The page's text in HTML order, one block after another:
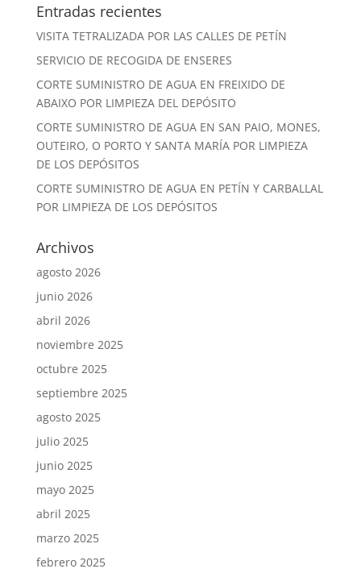
Entradas recientes
VISITA TETRALIZADA POR LAS CALLES DE PETÍN
SERVICIO DE RECOGIDA DE ENSERES
CORTE SUMINISTRO DE AGUA EN FREIXIDO DE
ABAIXO POR LIMPIEZA DEL DEPÓSITO
CORTE SUMINISTRO DE AGUA EN SAN PAIO, MONES,
OUTEIRO, O PORTO Y SANTA MARÍA POR LIMPIEZA
DE LOS DEPÓSITOS
CORTE SUMINISTRO DE AGUA EN PETÍN Y CARBALLAL
POR LIMPIEZA DE LOS DEPÓSITOS
Archivos
agosto 2026
junio 2026
abril 2026
noviembre 2025
octubre 2025
septiembre 2025
agosto 2025
julio 2025
junio 2025
mayo 2025
abril 2025
marzo 2025
febrero 2025